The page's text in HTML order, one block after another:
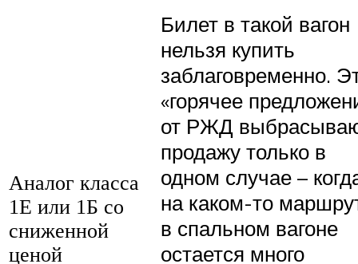
Аналог класса
1Е или 1Б со
сниженной
ценой
Билет в такой вагон
нельзя купить
заблаговременно.
«горячее
от РЖД
продажу только в
одном случае –
на каком-то
в спальном вагоне
остается много